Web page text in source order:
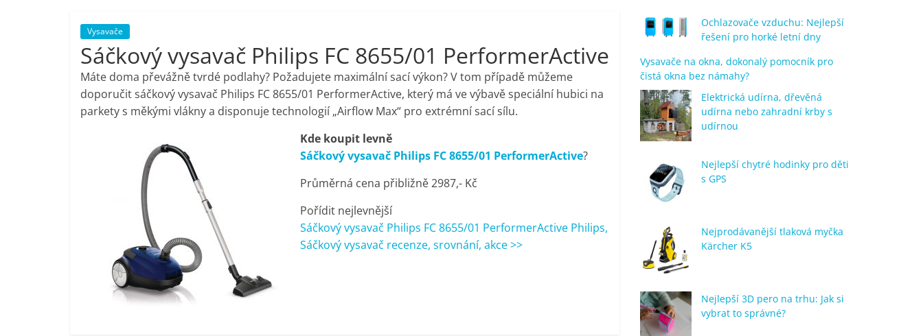
porovnání,
pračky,
televize,
notebooky,
mobilní
telefony,
kávovary,
bazény
Vysavače
Sáčkový vysavač Philips FC 8655/01 PerformerActive
Máte doma převážně tvrdé podlahy? Požadujete maximální sací výkon? V tom případě můžeme
doporučit sáčkový vysavač Philips FC 8655/01 PerformerActive, který má ve výbavě speciální hubici na
parkety s měkými vlákny a disponuje technologií „Airflow Max“ pro extrémní sací sílu.
Kde koupit levně
Sáčkový vysavač Philips FC 8655/01 PerformerActive?
Průměrná cena přibližně 2987,- Kč
Pořídit nejlevnější
Sáčkový vysavač Philips FC 8655/01 PerformerActive Philips,
Sáčkový vysavač recenze, srovnání, akce >>
Ochlazovače vzduchu: Nejlepší
řešení pro horké letní dny
Vysavače na okna, dokonalý pomocník pro
čistá okna bez námahy?
Elektrická udírna, dřevěná
udírna nebo zahradní krby s
udírnou
Nejlepší chytré hodinky pro děti
s GPS
Nejprodávanější tlaková myčka
Kärcher K5
Nejlepší 3D pero na trhu: Jak si
vybrat to správné?